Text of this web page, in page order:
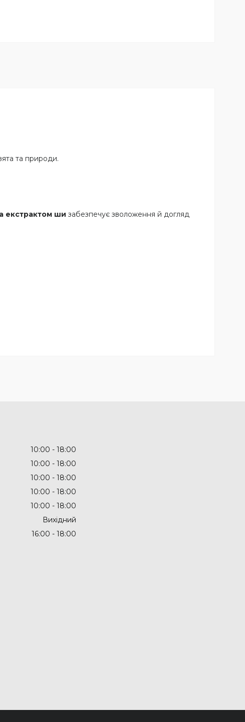
та природи.
екстрактом ши забезпечує зволоження й догляд
10:00
18:00
10:00
18:00
10:00
18:00
10:00
18:00
10:00
18:00
Вихідний
16:00 18:00